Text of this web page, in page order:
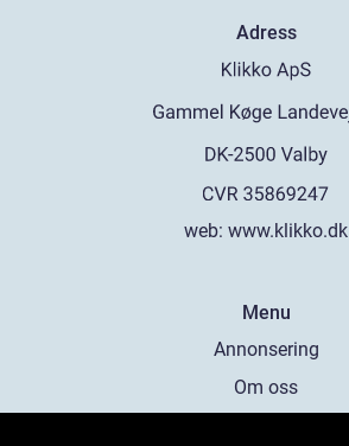
Adress
web: www.klikko.dk
Menu
Annonsering
Om oss